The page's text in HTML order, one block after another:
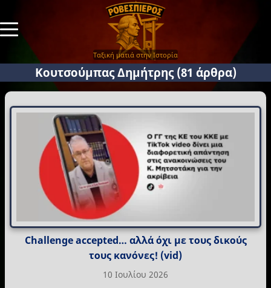
Ταξική ματιά στην Ιστορία
Κουτσούμπας Δημήτρης(81 άρθρα)
Challenge accepted… αλλά όχι με τους δικούς
τους κανόνες! (vid)
10 Ιουλίου 2026